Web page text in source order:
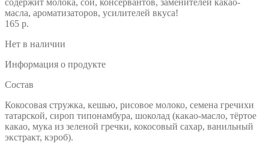
масла, ароматизаторов, усилителей вкуса!
165 р.
Нет в наличии
Информация о продукте
Состав
Кокосовая стружка, кешью, рисовое молоко, семена гречихи
татарской, сироп типонамбура, шоколад (какао-масло, тёртое
какао, мука из зеленой гречки, кокосовый сахар, ванильный
экстракт, кэроб).